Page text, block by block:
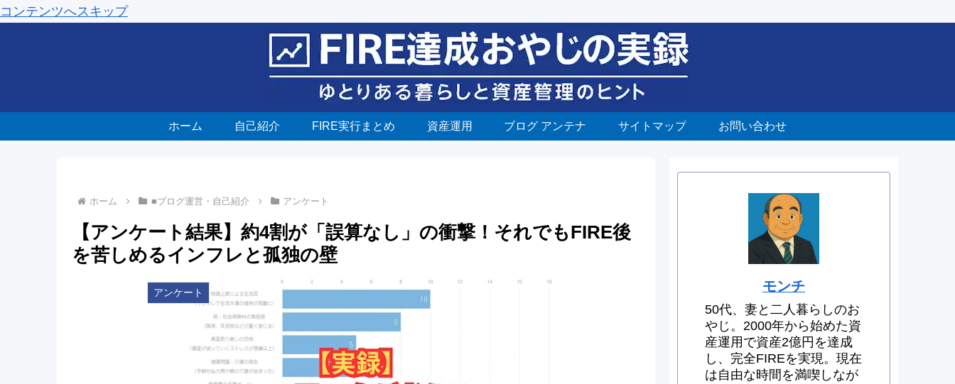
コンテンツへスキップ
ホーム 自己紹介 FIRE実行まとめ 資産運用 ブログ アンテナ サイトマップ お問い合わせ
ホーム ■ブログ運営・自己紹介 アンケート
【アンケート結果】約4割が「誤算なし」の衝撃！それでもFIRE後
を苦しめるインフレと孤独の壁
アンケート モンチ
50代、妻と二人暮らしのお
やじ。2000年から始めた資
産運用で資産2億円を達成
し、完全FIREを実現。現在
は自由な時間を満喫しなが